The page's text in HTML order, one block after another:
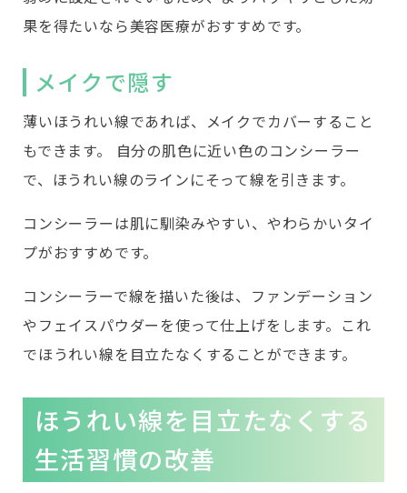
果を得たいなら美容医療がおすすめです。
メイクで隠す
薄いほうれい線であれば、メイクでカバーすること
もできます。 自分の肌色に近い色のコンシーラー
で、ほうれい線のラインにそって線を引きます。
コンシーラーは肌に馴染みやすい、やわらかいタイ
プがおすすめです。
コンシーラーで線を描いた後は、ファンデーション
やフェイスパウダーを使って仕上げをします。これ
でほうれい線を目立たなくすることができます。
ほうれい線を目立たなくする
生活習慣の改善